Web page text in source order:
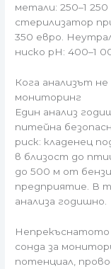
метали: 250–1
стерилизатор
350 евро.
ниско pH: 400–1
Кога анализът
мониторинг
Един анализ
питейна
риск: кладенец
в близост до
до 500 м от
предприятие. В
анализа годишно.
Непрекъснатото
сонда за
потенциал,